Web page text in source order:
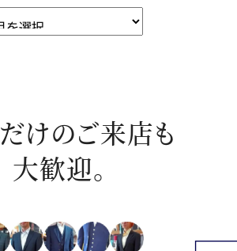
だけのご来店も
大歓迎。